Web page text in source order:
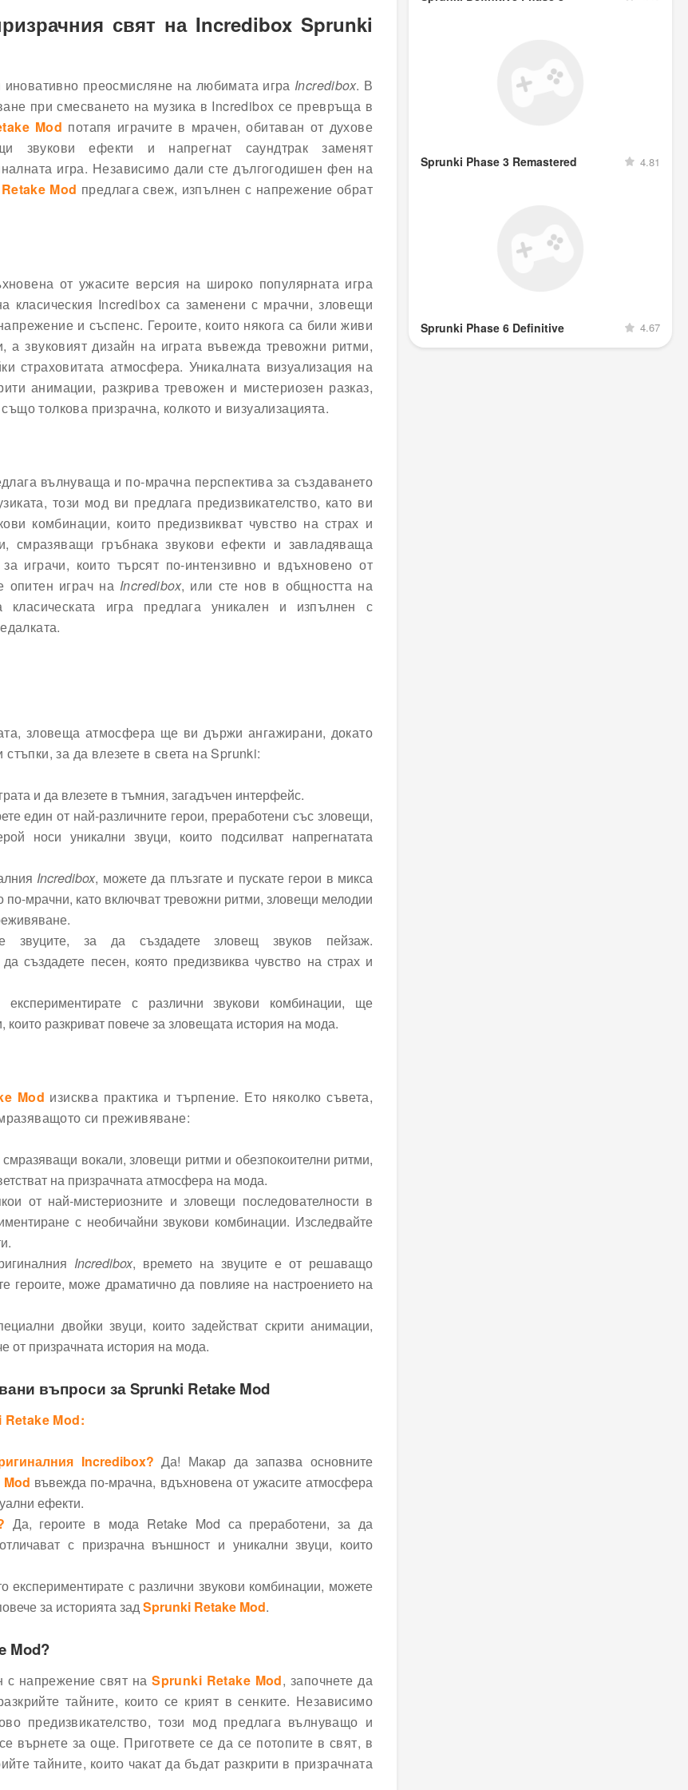
свят на Incredibox Sprunki
преосмисляне на любимата игра Incredibox. В
при смесването на музика в Incredibox се превръща в
Mod потапя играчите в мрачен, обитаван от духове
звукови ефекти и напрегнат саундтрак заменят
игра. Независимо дали сте дългогодишен фен на
Mod предлага свеж, изпълнен с напрежение обрат
от ужасите версия на широко популярната игра
класическия Incredibox са заменени с мрачни, зловещи
и съспенс. Героите, които някога са били живи
а звуковият дизайн на играта въвежда тревожни ритми,
страховитата атмосфера. Уникалната визуализация на
анимации, разкрива тревожен и мистериозен разказ,
толкова призрачна, колкото и визуализацията.
вълнуваща и по-мрачна перспектива за създаването
този мод ви предлага предизвикателство, като ви
комбинации, които предизвикват чувство на страх и
смразяващи гръбнака звукови ефекти и завладяваща
играчи, които търсят по-интензивно и вдъхновено от
опитен играч на Incredibox, или сте нов в общността на
игра предлага уникален и изпълнен с
зловеща атмосфера ще ви държи ангажирани, докато
за да влезете в света на Sprunki:
и да влезете в тъмния, загадъчен интерфейс.
един от най-различните герои, преработени със зловещи,
носи уникални звуци, които подсилват напрегнатата
Incredibox, можете да плъзгате и пускате герои в микса
по-мрачни, като включват тревожни ритми, зловещи мелодии
звуците, за да създадете зловещ звуков пейзаж.
създадете песен, която предизвиква чувство на страх и
експериментирате с различни звукови комбинации, ще
разкриват повече за зловещата история на мода.
Mod изисква практика и търпение. Ето няколко съвета,
си преживяване:
вокали, зловещи ритми и обезпокоителни ритми,
на призрачната атмосфера на мода.
от най-мистериозните и зловещи последователности в
с необичайни звукови комбинации. Изследвайте
Incredibox, времето на звуците е от решаващо
героите, може драматично да повлияе на настроението на
двойки звуци, които задействат скрити анимации,
от призрачната история на мода.
въпроси за Sprunki Retake Mod
Mod:
Incredibox? Да! Макар да запазва основните
въвежда по-мрачна, вдъхновена от ужасите атмосфера
ефекти.
Да, героите в мода Retake Mod са преработени, за да
с призрачна външност и уникални звуци, които
експериментирате с различни звукови комбинации, можете
за историята задSprunki Retake Mod.
Mod?
с напрежение свят наSprunki Retake Mod, започнете да
тайните, които се крият в сенките. Независимо
предизвикателство, този мод предлага вълнуващо и
върнете за още. Пригответе се да се потопите в свят, в
тайните, които чакат да бъдат разкрити в призрачната
Sprunki Phase 3 Remastered 4.81
Sprunki Phase 6 Definitive 4.67